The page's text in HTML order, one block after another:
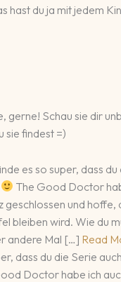
hast du ja mit jedem
gerne! Schau sie dir
sie findest =)
es so super, dass
The Good Doctor
geschlossen und hoffe,
bleiben wird. Wie du
andere Mal […] Read
dass du die Serie
Doctor habe ich